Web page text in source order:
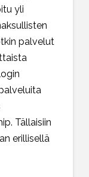
yli
palvelut
Tällaisiin
erillisellä